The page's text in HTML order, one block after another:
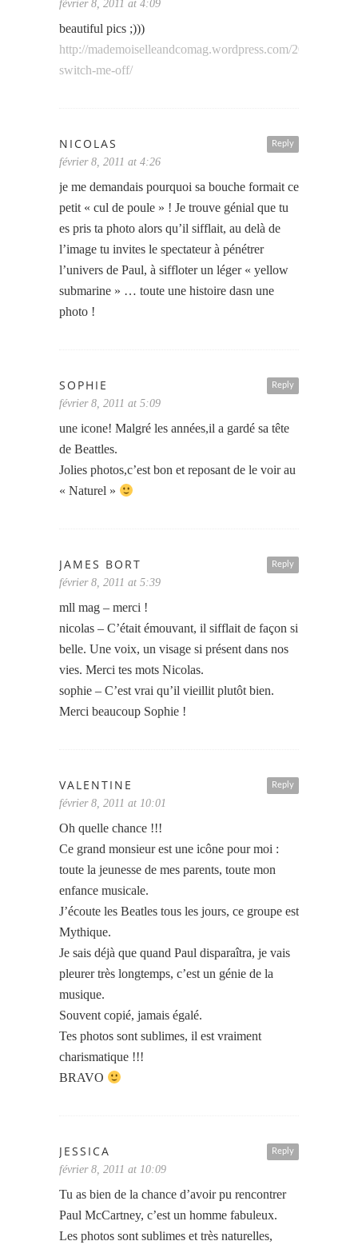
février 8, 2011 at 4:09
beautiful pics ;)))
http://mademoiselleandcomag.wordpress.com/2011/02/08/
switch-me-off/
Reply
NICOLAS
février 8, 2011 at 4:26
je me demandais pourquoi sa bouche formait ce
petit « cul de poule » ! Je trouve génial que tu
es pris ta photo alors qu’il sifflait, au delà de
l’image tu invites le spectateur à pénétrer
l’univers de Paul, à siffloter un léger « yellow
submarine » … toute une histoire dasn une
photo !
Reply
SOPHIE
février 8, 2011 at 5:09
une icone! Malgré les années,il a gardé sa tête
de Beattles.
Jolies photos,c’est bon et reposant de le voir au
« Naturel »
Reply
JAMES BORT
février 8, 2011 at 5:39
mll mag – merci !
nicolas – C’était émouvant, il sifflait de façon si
belle. Une voix, un visage si présent dans nos
vies. Merci tes mots Nicolas.
sophie – C’est vrai qu’il vieillit plutôt bien.
Merci beaucoup Sophie !
Reply
VALENTINE
février 8, 2011 at 10:01
Oh quelle chance !!!
Ce grand monsieur est une icône pour moi :
toute la jeunesse de mes parents, toute mon
enfance musicale.
J’écoute les Beatles tous les jours, ce groupe est
Mythique.
Je sais déjà que quand Paul disparaîtra, je vais
pleurer très longtemps, c’est un génie de la
musique.
Souvent copié, jamais égalé.
Tes photos sont sublimes, il est vraiment
charismatique !!!
BRAVO
Reply
JESSICA
février 8, 2011 at 10:09
Tu as bien de la chance d’avoir pu rencontrer
Paul McCartney, c’est un homme fabuleux.
Les photos sont sublimes et très naturelles,